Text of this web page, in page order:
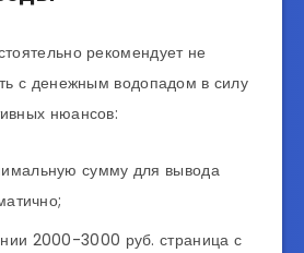
рекомендует не
с денежным водопадом в силу
нюансов:
сумму для вывода
2000-3000 руб. страница с